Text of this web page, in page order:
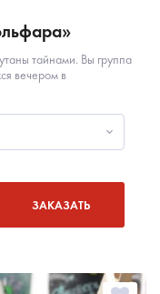
тайнами. Вы группа
вечером в
ЗАКАЗАТЬ